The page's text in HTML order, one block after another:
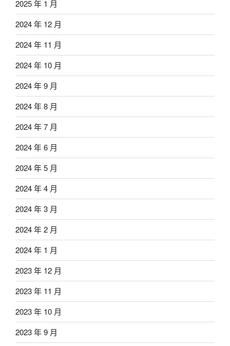
2025 年 1 月
2024 年 12 月
2024 年 11 月
2024 年 10 月
2024 年 9 月
2024 年 8 月
2024 年 7 月
2024 年 6 月
2024 年 5 月
2024 年 4 月
2024 年 3 月
2024 年 2 月
2024 年 1 月
2023 年 12 月
2023 年 11 月
2023 年 10 月
2023 年 9 月